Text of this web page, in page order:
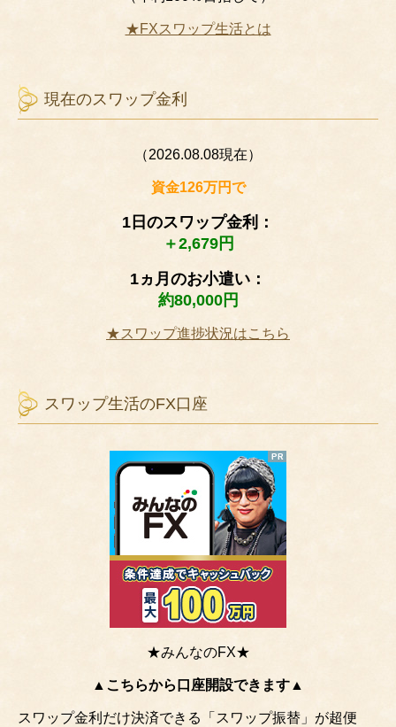
★FXスワップ生活とは
現在のスワップ金利
（2026.08.08現在）
資金126万円で
1日のスワップ金利：
＋2,679円
1ヵ月のお小遣い：
約80,000円
★スワップ進捗状況はこちら
スワップ生活のFX口座
★みんなのFX★
▲こちらから口座開設できます▲
スワップ金利だけ決済できる「スワップ振替」が超便